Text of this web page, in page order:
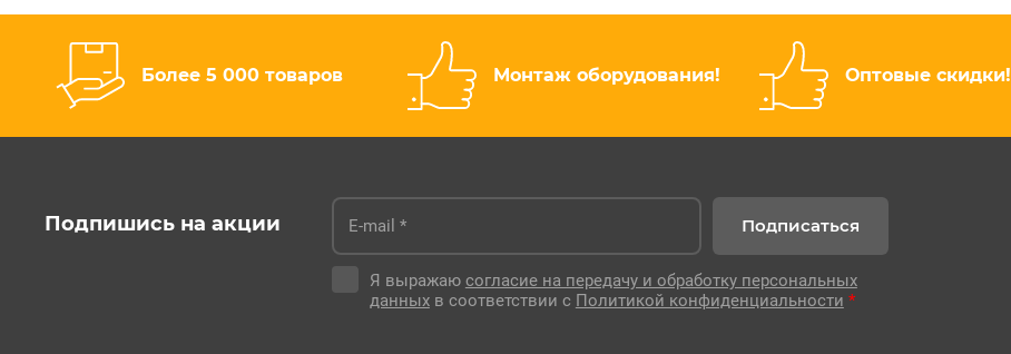
Более 5 000 товаров Монтаж оборудования! Оптовые скидки!
Подпишись на акции
Я выражаю согласие на передачу и обработку персональных
данныхв соответствии с Политикой конфиденциальности *
Подписаться